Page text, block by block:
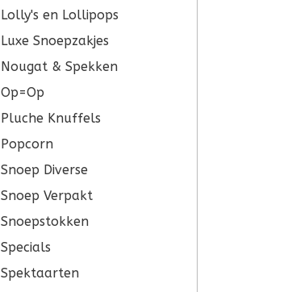
Lolly's en Lollipops
Luxe Snoepzakjes
Nougat & Spekken
Op=Op
Pluche Knuffels
Popcorn
Snoep Diverse
Snoep Verpakt
Snoepstokken
Specials
Spektaarten